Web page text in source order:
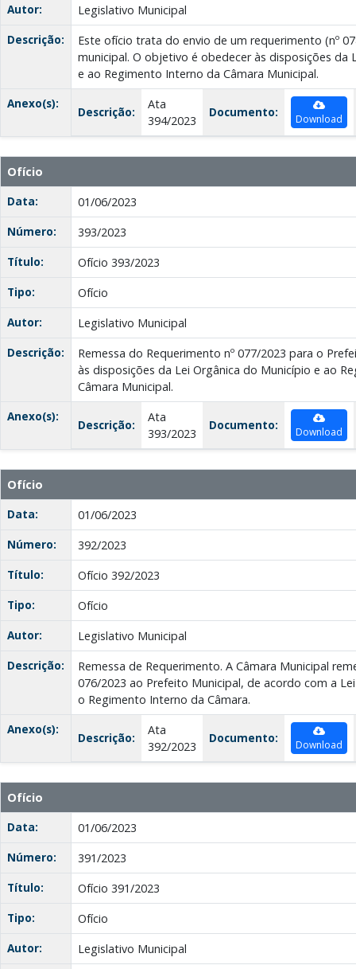
Autor:
Legislativo Municipal
Descrição:
Este ofício trata do envio de um requerimento (nº
municipal. O objetivo é obedecer às disposições da
e ao Regimento Interno da Câmara Municipal.
Anexo(s):
Descrição:
Ata
394/2023
Documento: Download
Ofício
Data:
01/06/2023
Número:
393/2023
Título:
Ofício 393/2023
Tipo:
Ofício
Autor:
Legislativo Municipal
Descrição:
Remessa do Requerimento nº 077/2023 para o
às disposições da Lei Orgânica do Município e ao
Câmara Municipal.
Anexo(s):
Descrição:
Ata
393/2023
Documento: Download
Ofício
Data:
01/06/2023
Número:
392/2023
Título:
Ofício 392/2023
Tipo:
Ofício
Autor:
Legislativo Municipal
Descrição:
Remessa de Requerimento. A Câmara Municipal
076/2023 ao Prefeito Municipal, de acordo com a
o Regimento Interno da Câmara.
Anexo(s):
Descrição:
Ata
392/2023
Documento: Download
Ofício
Data:
01/06/2023
Número:
391/2023
Título:
Ofício 391/2023
Tipo:
Ofício
Autor:
Legislativo Municipal